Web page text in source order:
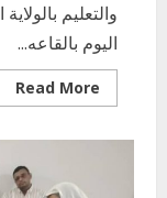
والتعليم
اليوم بالقاعه...
Read More